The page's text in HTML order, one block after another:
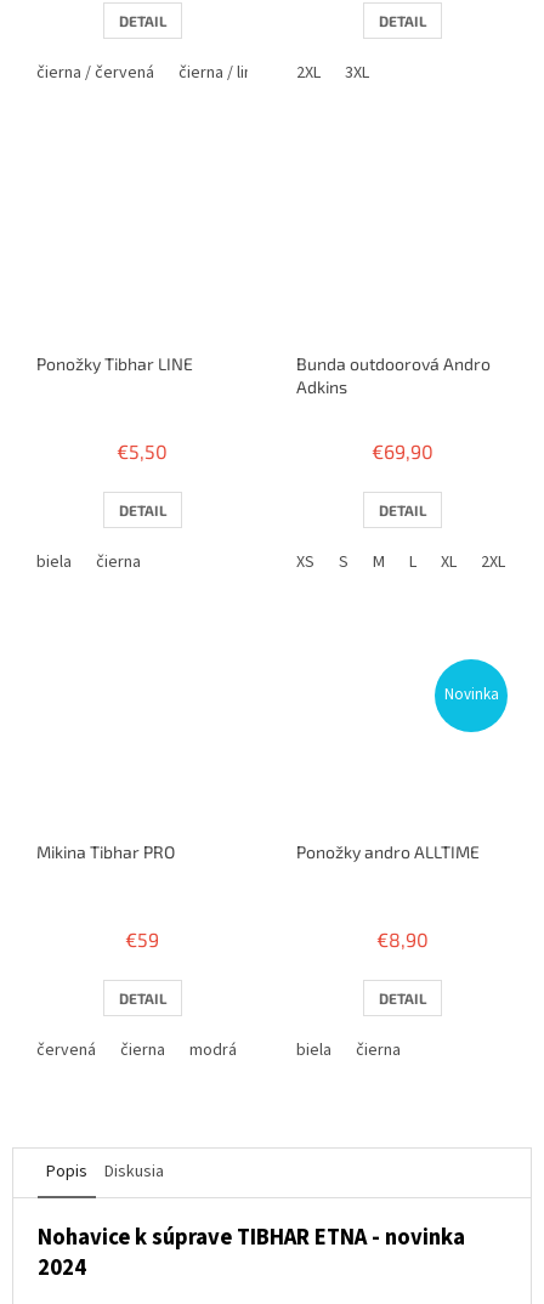
DETAIL
čierna / červená čierna / lime navy / modrá
DETAIL
2XL 3XL
Ponožky Tibhar LINE
€5,50
DETAIL
biela čierna
Bunda outdoorová Andro
Adkins
€69,90
DETAIL
XS S M L XL 2XL
Mikina Tibhar PRO
€59
DETAIL
červená čierna modrá
Novinka
Ponožky andro ALLTIME
€8,90
DETAIL
biela čierna
Popis Diskusia
Nohavice k súprave TIBHAR ETNA - novinka
2024